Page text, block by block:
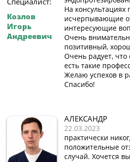
Козлов
Игорь
Андреевич
На консультациях
исчерпывающие
интересующие
Очень
позитивный,
Очень радует,
есть такие
Желаю успехов в
Спасибо!
АЛЕКСАНДР
22.03.2023
практически
положительные
случай. Хочется